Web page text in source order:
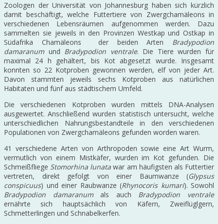
Zoologen der Universität von Johannesburg haben sich kürzlich
damit beschäftigt, welche Futtertiere von Zwergchamäleons in
verschiedenen Lebensräumen aufgenommen werden. Dazu
sammelten sie jeweils in den Provinzen Westkap und Ostkap in
Südafrika Chamäleons der beiden Arten Bradypodion
damaranumund Bradypodion ventrale. Die Tiere wurden für
maximal 24 h gehältert, bis Kot abgesetzt wurde. Insgesamt
konnten so 22 Kotproben gewonnen werden, elf von jeder Art.
Davon stammten jeweils sechs Kotproben aus natürlichen
Habitaten und fünf aus städtischem Umfeld.
Die verschiedenen Kotproben wurden mittels DNA-Analysen
ausgewertet. Anschließend wurden statistisch untersucht, welche
unterschiedlichen Nahrungsbestandteile in den verschiedenen
Populationen von Zwergchamäleons gefunden worden waren.
41 verschiedene Arten von Arthropoden sowie eine Art Wurm,
vermutlich von einem Mistkäfer, wurden im Kot gefunden. Die
Schmeißfliege Stomorhina lunata war am häufigsten als Futtertier
vertreten, direkt gefolgt von einer Baumwanze (Glypsus
conspicuus) und einer Raubwanze (Rhynocoris kumari). Sowohl
Bradypodion damaranumals auch Bradypodion ventrale
ernährte sich hauptsächlich von Käfern, Zweiflüglgern,
Schmetterlingen und Schnabelkerfen.